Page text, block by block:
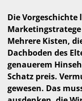
Die
Mehrere Kisten,
Dachboden des
genauerem
Schatz preis.
gewesen. Das